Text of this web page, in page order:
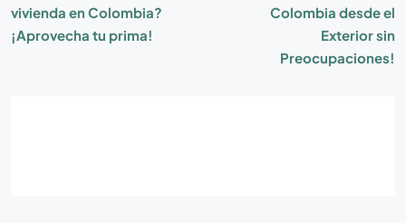
vivienda en Colombia?
¡Aprovecha tu prima!
Colombia desde el
Exterior sin
Preocupaciones!